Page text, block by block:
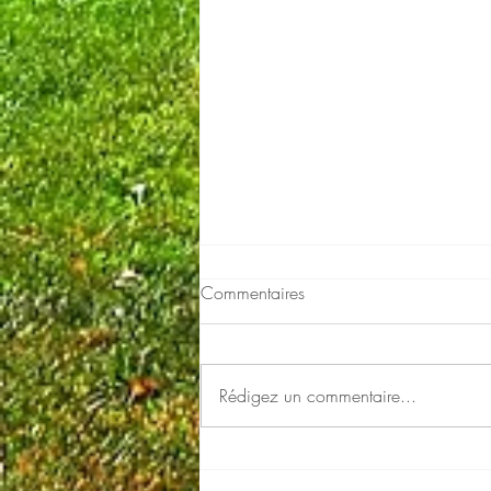
Argine et Charles
Commentaires
Rédigez un commentaire...